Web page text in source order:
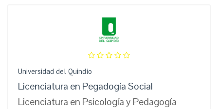
Universidad del Quindío
Licenciatura en Pegadogía Social
Licenciatura en Psicología y Pedagogía